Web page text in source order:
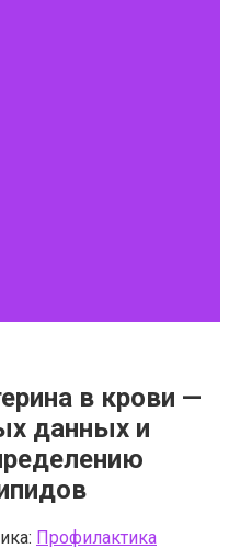
в крови —
данных и
Профилактика